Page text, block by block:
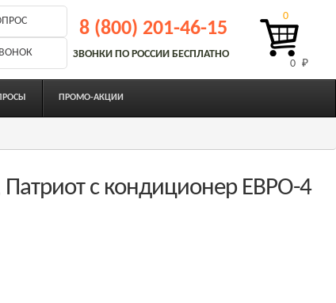
8 (800) 201-46-15
ЗВОНКИ ПО РОССИИ БЕСПЛАТНО
0 ₽
0
ПРОМО-АКЦИИ
с кондиционер ЕВРО-4